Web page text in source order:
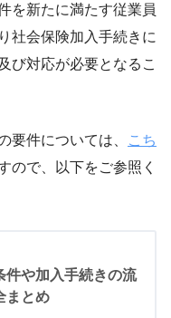
を新たに満たす従業員
社会保険加入手続きに
び対応が必要となるこ
要件については、
こち
ので、以下をご参照く
件や加入手続きの流
まとめ